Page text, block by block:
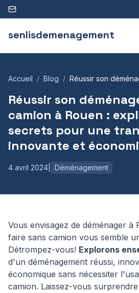
senlisdemenagement
Accueil Blog
Réussir son
Rouen : explorez
transition innovante
Réussir son
camion à Rouen :
secrets pour une
innovante et
4 avril 2024 Déménagement
Vous envisagez de déménager à
faire sans camion vous semble
Détrompez-vous! Explorons
d'un déménagement réussi,
économique sans nécessiter
camion. Laissez-vous